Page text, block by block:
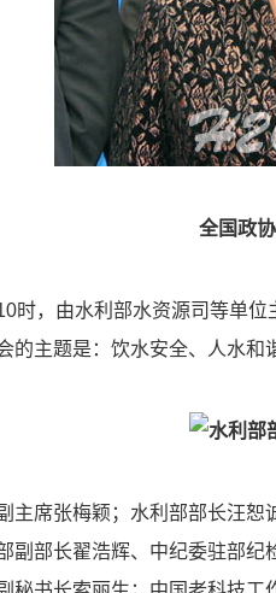
全国政
，由水利部水资源司等单位
的主题是：饮水安全、人水和
水利部
席张梅颖；水利部部长汪恕
副部长翟浩辉、中纪委驻部